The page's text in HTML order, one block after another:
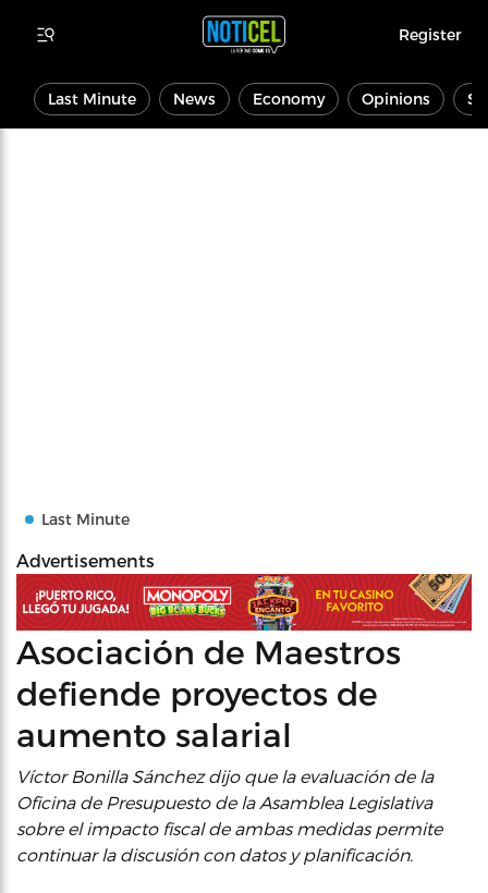
Register
Last Minute News Economy Opinions
Last Minute
Advertisements
Asociación de Maestros
defiende proyectos de
aumento salarial
Víctor Bonilla Sánchez dijo que la evaluación de la
Oficina de Presupuesto de la Asamblea Legislativa
sobre el impacto fiscal de ambas medidas permite
continuar la discusión con datos y planificación.